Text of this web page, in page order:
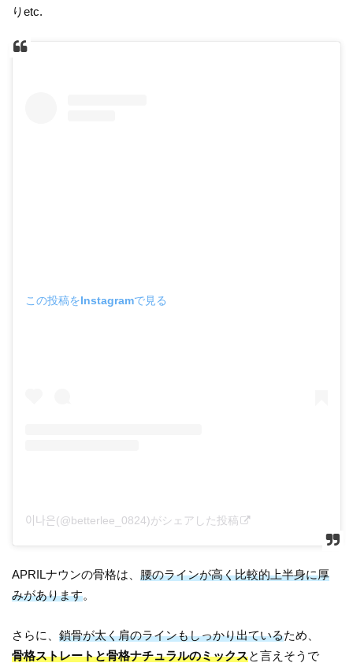
りetc.
この投稿をInstagramで見る
이나은(@betterlee_0824)がシェアした投稿
APRILナウンの骨格は、腰のラインが高く比較的上半身に厚
みがあります。
さらに、鎖骨が太く肩のラインもしっかり出ているため、
骨格ストレートと骨格ナチュラルのミックスと言えそうで